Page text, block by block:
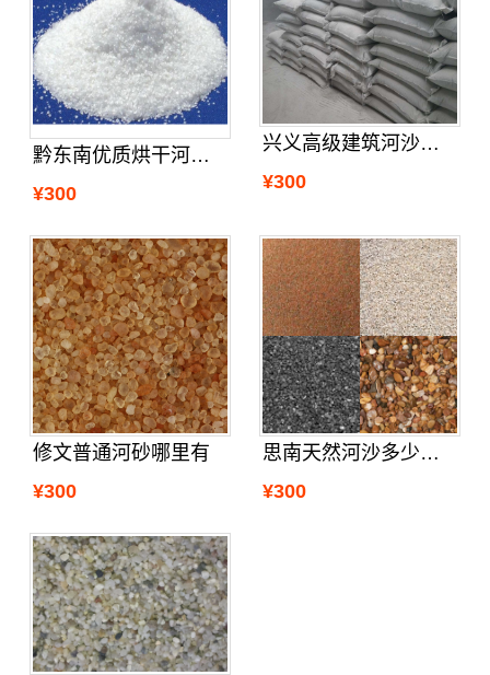
黔东南优质烘干河砂公司
¥300
兴义高级建筑河沙附近哪里有
¥300
修文普通河砂哪里有
¥300
思南天然河沙多少钱一吨
¥300